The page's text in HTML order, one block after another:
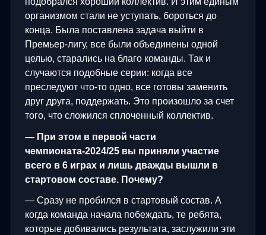
организмом стали не уступать, бороться до
конца. Была поставлена задача выйти в
Премьер-лигу, все были объединены одной
целью, старались на благо команды. Так и
случаются подобные серии: когда все
преследуют что-то одно, все готовы заменить
друг друга, поддержать. Это произошло за счет
того, что сложился сплоченный коллектив.
— При этом в первой части
чемпионата-2024/25 вы приняли участие
всего в 6 играх и лишь дважды вышли в
стартовом составе. Почему?
— Сразу не пробился в стартовый состав. А
когда команда начала побеждать, те ребята,
которые добивались результата, заслужили эти